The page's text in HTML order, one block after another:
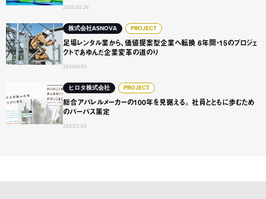
2025.02.26
株式会社ASNOVA PROJECT
足場レンタル業から、価値提案型企業へ転換 6年間・15のプロジェ
クトであゆんだ企業変革の道のり
2024.10.03
足場レンタル業から、価値提案型企業へ転換 6年間・15の
ヒロタ株式会社 PROJECT
総合アパレルメーカーの100年を見据える。 社員とともに歩むため
のパーパス策定
2023.12.04
総合アパレルメーカーの100年を見据える。 社員とともに